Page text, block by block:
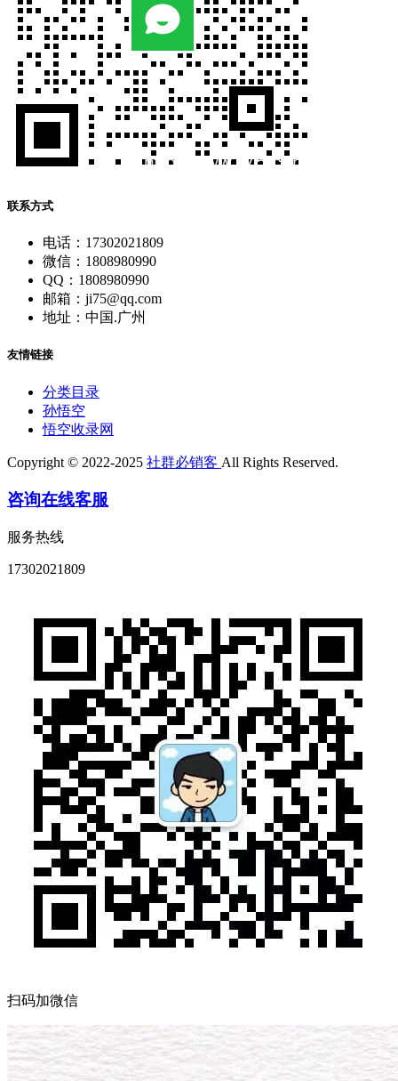
联系方式
电话：17302021809
微信：1808980990
QQ：1808980990
邮箱：ji75@qq.com
地址：中国.广州
友情链接
分类目录
孙悟空
悟空收录网
Copyright © 2022-2025 社群必销客 All Rights Reserved.
咨询在线客服
服务热线
17302021809
扫码加微信